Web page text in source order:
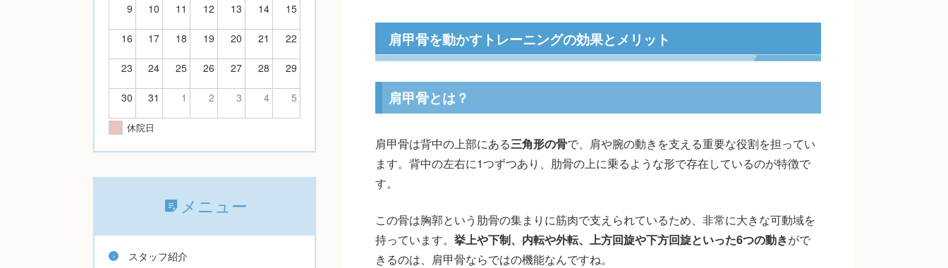
肩甲骨を動かすトレーニングの効果とメリット
肩甲骨とは？
肩甲骨は背中の上部にある三角形の骨で、肩や腕の動きを支える重要な役割を担ってい
ます。背中の左右に1つずつあり、肋骨の上に乗るような形で存在しているのが特徴で
す。
この骨は胸郭という肋骨の集まりに筋肉で支えられているため、非常に大きな可動域を
持っています。 挙上や下制、内転や外転、上方回旋や下方回旋といった6つの動きがで
きるのは、肩甲骨ならではの機能なんですね。
9 10 11 12 13 14 15
16 17 18 19 20 21 22
23 24 25 26 27 28 29
30 31 1 2 3 4 5
休院日
メニュー
スタッフ紹介